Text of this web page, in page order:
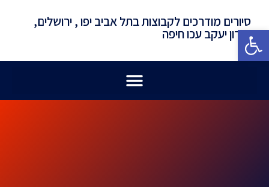
פתח סרגל נגישות
סיורים מודרכים לקבוצות בתל אביב יפו , ירושלים,
זכרון יעקב עכו חיפה